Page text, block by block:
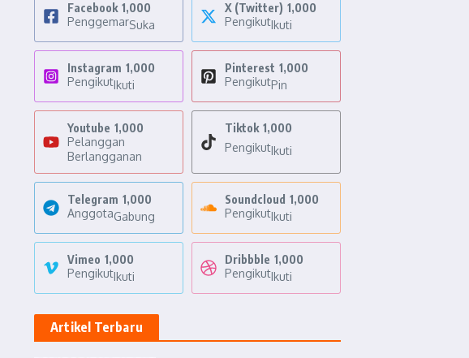
Facebook 1,000
PenggemarSuka
X (Twitter) 1,000
PengikutIkuti
Instagram 1,000
PengikutIkuti
Pinterest 1,000
PengikutPin
Youtube 1,000
Pelanggan
Berlangganan
Tiktok 1,000
PengikutIkuti
Telegram 1,000
AnggotaGabung
Soundcloud 1,000
PengikutIkuti
Vimeo 1,000
PengikutIkuti
Dribbble 1,000
PengikutIkuti
Artikel Terbaru